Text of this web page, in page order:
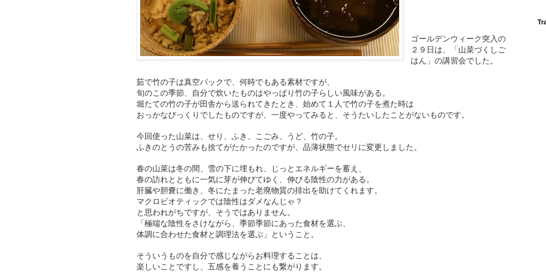
ゴールデンウィーク突入の
２９日は、「山菜づくしご
はん」の講習会でした。
茹で竹の子は真空パックで、何時でもある素材ですが、
旬のこの季節、自分で炊いたものはやっぱり竹の子らしい風味がある。
堀たての竹の子が田舎から送られてきたとき、始めて１人で竹の子を煮た時は
おっかなびっくりでしたものですが、一度やってみると、そうたいしたことがないものです。
今回使った山菜は、せり、ふき、こごみ、うど、竹の子。
ふきのとうの苦みも捨てがたかったのですが、品薄状態でセリに変更しました。
春の山菜は冬の間、雪の下に埋もれ、じっとエネルギーを蓄え、
春の訪れとともに一気に芽が伸びてゆく、伸びる陰性の力がある。
肝臓や胆嚢に働き、冬にたまった老廃物質の排出を助けてくれます。
マクロビオティックでは陰性はダメなんじゃ？
と思われがちですが、そうではありません。
「極端な陰性をさけながら、季節季節にあった食材を選ぶ、
体調に合わせた食材と調理法を選ぶ」ということ。
そういうものを自分で感じながらお料理することは、
楽しいことですし、五感を養うことにも繋がります。